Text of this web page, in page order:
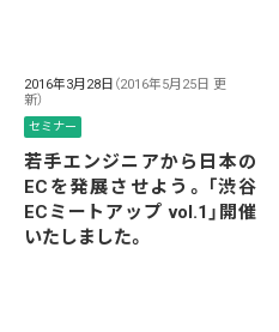
2016年3月28日 （2016年5月25日 更
新）
セミナー
若手エンジニアから日本の
ECを発展させよう。「渋谷
ECミートアップ vol.1」開催
いたしました。